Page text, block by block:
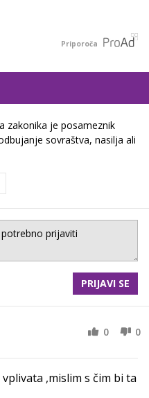
Priporoča
zakonika je posameznik
sovraštva, nasilja ali
PRIJAVI SE
0 0
,mislim s čim bi ta